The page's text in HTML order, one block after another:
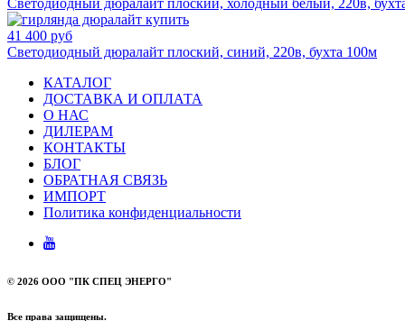
41 400 руб
Светодиодный дюралайт плоский, синий, 220в, бухта 100м
КАТАЛОГ
ДОСТАВКА И ОПЛАТА
О НАС
ДИЛЕРАМ
КОНТАКТЫ
БЛОГ
ОБРАТНАЯ СВЯЗЬ
ИМПОРТ
Политика конфиденциальности
© 2026 ООО "ПК СПЕЦ ЭНЕРГО"
Все права защищены.